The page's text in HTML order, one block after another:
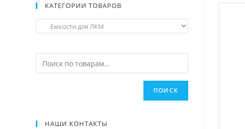
КАТЕГОРИИ ТОВАРОВ
ПОИСК
НАШИ КОНТАКТЫ